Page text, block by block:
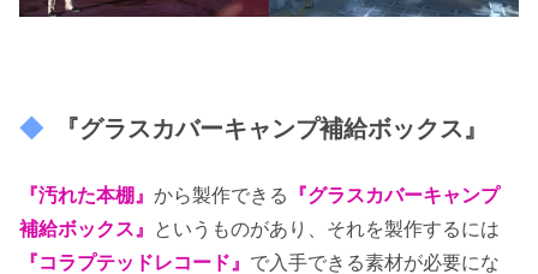
『グラスカバーキャンプ補給ボックス』
『汚れた本棚』から製作できる
『グラスカバーキャンプ
補給ボックス』 というものがあり、それを製作するには
『コラプテッドレコード』 で入手できる素材が必要にな